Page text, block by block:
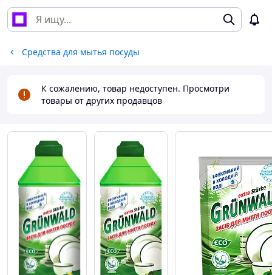
Средства для мытья посуды
К сожалению, товар недоступен. Просмотри
товары от других продавцов